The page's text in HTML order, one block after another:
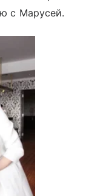
с Марусей.